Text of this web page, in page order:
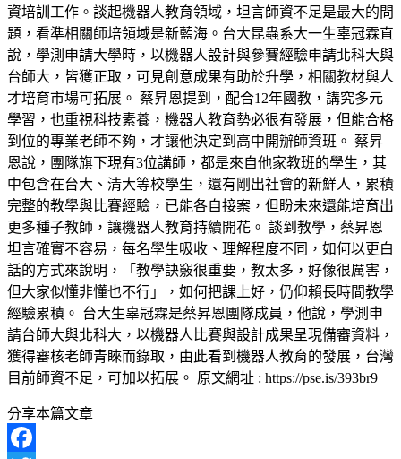
資培訓工作。談起機器人教育領域，坦言師資不足是最大的問
題，看準相關師培領域是新藍海。台大昆蟲系大一生辜冠霖直
說，學測申請大學時，以機器人設計與參賽經驗申請北科大與
台師大，皆獲正取，可見創意成果有助於升學，相關教材與人
才培育市場可拓展。 蔡昇恩提到，配合12年國教，講究多元
學習，也重視科技素養，機器人教育勢必很有發展，但能合格
到位的專業老師不夠，才讓他決定到高中開辦師資班。 蔡昇
恩說，團隊旗下現有3位講師，都是來自他家教班的學生，其
中包含在台大、清大等校學生，還有剛出社會的新鮮人，累積
完整的教學與比賽經驗，已能各自接案，但盼未來還能培育出
更多種子教師，讓機器人教育持續開花。 談到教學，蔡昇恩
坦言確實不容易，每名學生吸收、理解程度不同，如何以更白
話的方式來說明，「教學訣竅很重要，教太多，好像很厲害，
但大家似懂非懂也不行」，如何把課上好，仍仰賴長時間教學
經驗累積。 台大生辜冠霖是蔡昇恩團隊成員，他說，學測申
請台師大與北科大，以機器人比賽與設計成果呈現備審資料，
獲得審核老師青睞而錄取，由此看到機器人教育的發展，台灣
目前師資不足，可加以拓展。 原文網址 : https://pse.is/393br9
分享本篇文章